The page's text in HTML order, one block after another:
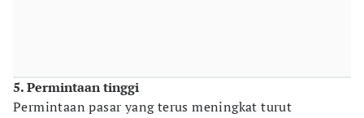
5. Permintaan tinggi
Permintaan pasar yang terus meningkat turut